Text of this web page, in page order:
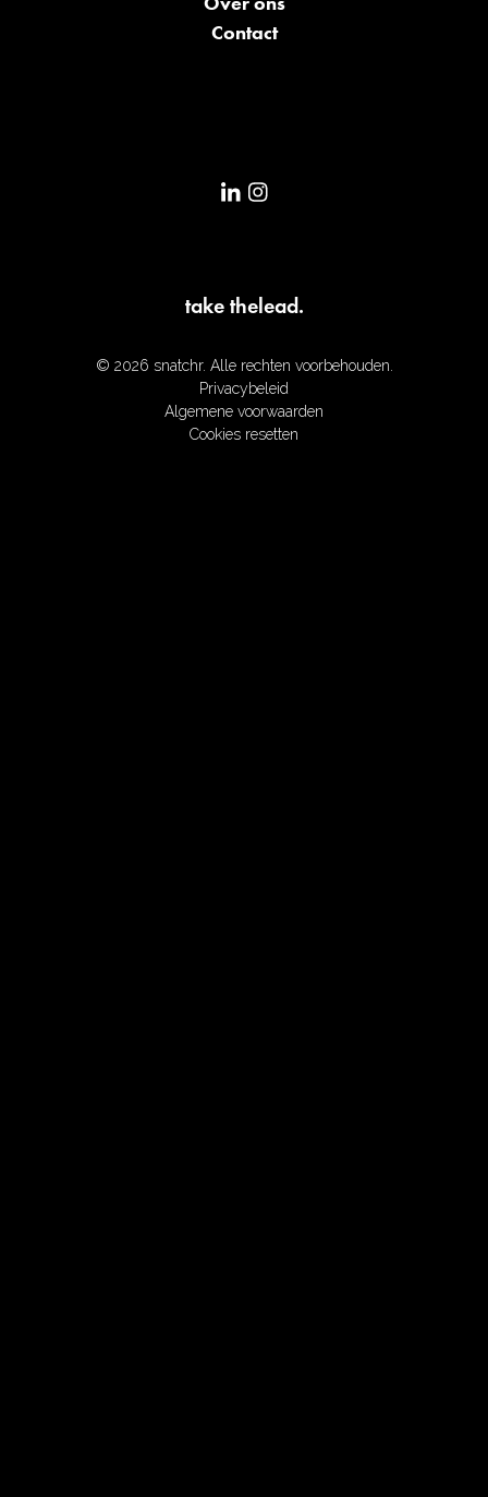
Contact
© 2026 snatchr. Alle rechten voorbehouden.
Privacybeleid
Algemene voorwaarden
Cookies resetten
take thelead.